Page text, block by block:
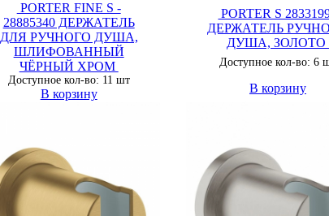
PORTER FINE S -
28885340 ДЕРЖАТЕЛЬ
ДЛЯ РУЧНОГО ДУША,
ШЛИФОВАННЫЙ
ЧЁРНЫЙ ХРОМ
Доступное кол-во: 11 шт
В корзину
PORTER S
ДЕРЖАТЕЛЬ
ДУША, ЗОЛОТО
Доступное кол-во: 6
В корзину